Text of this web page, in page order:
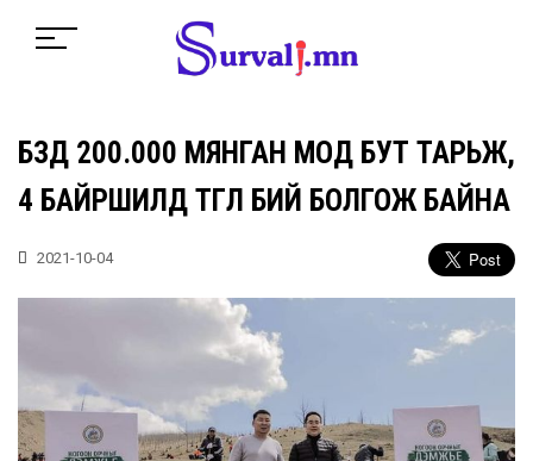
БЗД 200.000 МЯНГАН МОД БУТ ТАРЬЖ,
4 БАЙРШИЛД ТӨГӨЛ БИЙ БОЛГОЖ БАЙНА
2021-10-04